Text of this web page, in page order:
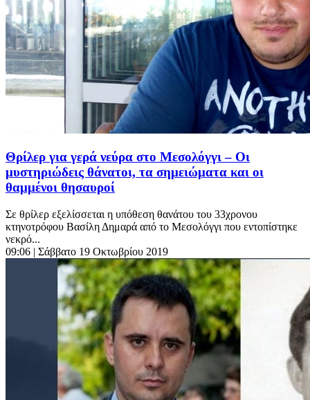
Θρίλερ για γερά νεύρα στο Μεσολόγγι – Οι
μυστηριώδεις θάνατοι, τα σημειώματα και οι
θαμμένοι θησαυροί
Σε θρίλερ εξελίσσεται η υπόθεση θανάτου του 33χρονου
κτηνοτρόφου Βασίλη Δημαρά από το Μεσολόγγι που εντοπίστηκε
νεκρό...
09:06 | Σάββατο 19 Οκτωβρίου 2019